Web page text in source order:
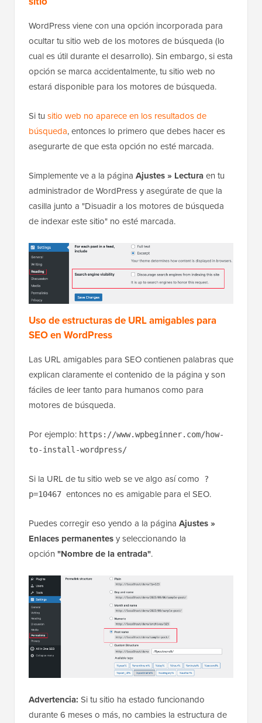
WordPress viene con una opción incorporada para
ocultar tu sitio web de los motores de búsqueda (lo
cual es útil durante el desarrollo). Sin embargo, si esta
opción se marca accidentalmente, tu sitio web no
estará disponible para los motores de búsqueda.
Si tu sitio web no aparece en los resultados de
búsqueda, entonces lo primero que debes hacer es
asegurarte de que esta opción no esté marcada.
Simplemente ve a la página Ajustes » Lecturaen tu
administrador de WordPress y asegúrate de que la
casilla junto a "Disuadir a los motores de búsqueda
de indexar este sitio" no esté marcada.
Uso de estructuras de URL amigables para
SEO en WordPress
Las URL amigables para SEO contienen palabras que
explican claramente el contenido de la página y son
fáciles de leer tanto para humanos como para
motores de búsqueda.
Por ejemplo: https://www.wpbeginner.com/how-
to-install-wordpress/
Si la URL de tu sitio web se ve algo así como
?
p=10467 entonces no es amigable para el SEO.
Puedes corregir eso yendo a la página Ajustes »
Enlaces permanentesy seleccionando la
opción "Nombre de la entrada".
Advertencia: Si tu sitio ha estado funcionando
durante 6 meses o más, no cambies la estructura de